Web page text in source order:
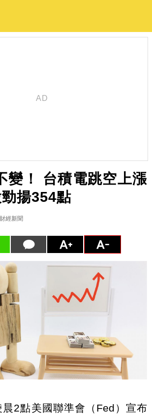
變！ 台積電跳空上漲
揚354點
經新聞
2點美國聯準會（Fed）宣布